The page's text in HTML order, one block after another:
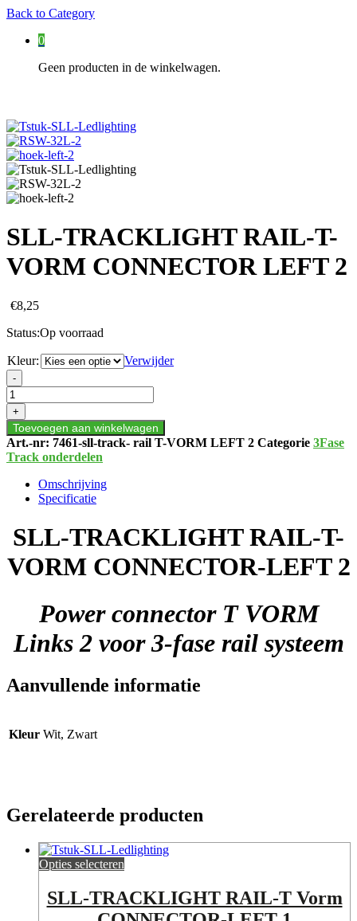
Back to Category
0
Geen producten in de winkelwagen.
SLL-TRACKLIGHT RAIL-T-
VORM CONNECTOR LEFT 2
€8,25
Status:Op voorraad
Kleur:
Verwijder
SLL-
TRACKLIGHT
RAIL-
T-
VORM
CONNECTOR
LEFT
aantal
-
+
Toevoegen aan winkelwagen
Art.-nr: 7461-sll-track- rail T-VORM LEFT 2 Categorie 3Fase
Track onderdelen
Omschrijving
Specificatie
SLL-TRACKLIGHT RAIL-T-
VORM CONNECTOR-LEFT 2
Power connector T VORM
Links 2 voor 3-fase rail systeem
Aanvullende informatie
Kleur Wit, Zwart
Gerelateerde producten
Opties selecteren
SLL-TRACKLIGHT RAIL-T Vorm